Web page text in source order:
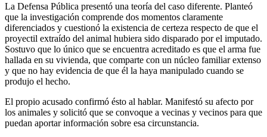
La Defensa Pública presentó una teoría del caso diferente. Planteó
que la investigación comprende dos momentos claramente
diferenciados y cuestionó la existencia de certeza respecto de que el
proyectil extraído del animal hubiera sido disparado por el imputado.
Sostuvo que lo único que se encuentra acreditado es que el arma fue
hallada en su vivienda, que comparte con un núcleo familiar extenso
y que no hay evidencia de que él la haya manipulado cuando se
produjo el hecho.
El propio acusado confirmó ésto al hablar. Manifestó su afecto por
los animales y solicitó que se convoque a vecinas y vecinos para que
puedan aportar información sobre esa circunstancia.